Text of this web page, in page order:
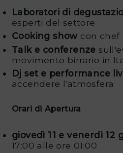
Laboratori di
esperti del settore
Cooking show con chef
Talk e conferenze
movimento birrario in
Dj set e performance
accendere l'atmosfera
Orari di Apertura
giovedì 11 e venerdì 12
17:00 alle ore 01:00